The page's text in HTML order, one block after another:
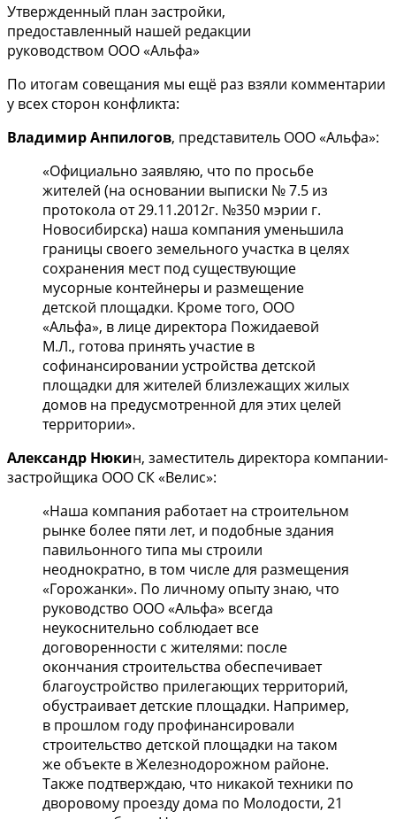
Утвержденный план застройки,
предоставленный нашей редакции
руководством ООО «Альфа»
По итогам совещания мы ещё раз взяли комментарии
у всех сторон конфликта:
Владимир Анпилогов, представитель ООО «Альфа»:
«Официально заявляю, что по просьбе
жителей (на основании выписки № 7.5 из
протокола от 29.11.2012г. №350 мэрии г.
Новосибирска) наша компания уменьшила
границы своего земельного участка в целях
сохранения мест под существующие
мусорные контейнеры и размещение
детской площадки. Кроме того, ООО
«Альфа», в лице директора Пожидаевой
М.Л., готова принять участие в
софинансировании устройства детской
площадки для жителей близлежащих жилых
домов на предусмотренной для этих целей
территории».
Александр Нюкин, заместитель директора компании-
застройщика ООО СК «Велис»:
«Наша компания работает на строительном
рынке более пяти лет, и подобные здания
павильонного типа мы строили
неоднократно, в том числе для размещения
«Горожанки». По личному опыту знаю, что
руководство ООО «Альфа» всегда
неукоснительно соблюдает все
договоренности с жителями: после
окончания строительства обеспечивает
благоустройство прилегающих территорий,
обустраивает детские площадки. Например,
в прошлом году профинансировали
строительство детской площадки на таком
же объекте в Железнодорожном районе.
Также подтверждаю, что никакой техники по
дворовому проезду дома по Молодости, 21